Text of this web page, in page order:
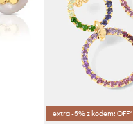
extra -5% z kodem: OFF*